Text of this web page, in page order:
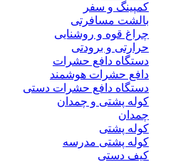
کمپینگ و سفر
بالشت مسافرتی
چراغ قوه و روشنایی
حرارتی و برودتی
دستگاه دافع حشرات
دافع حشرات هوشمند
دستگاه دافع حشرات دستی
کوله پشتی و چمدان
چمدان
کوله پشتی
کوله پشتی مدرسه
کیف دستی